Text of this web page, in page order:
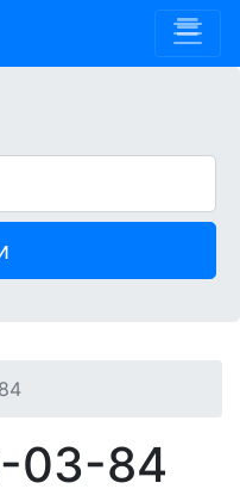
03-84